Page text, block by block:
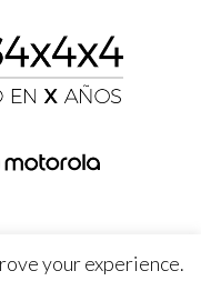
your experience.